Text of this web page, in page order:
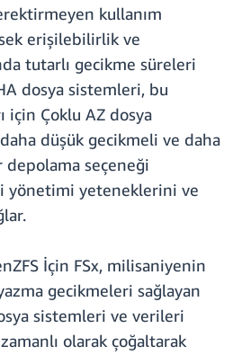
kullanım
erişilebilirlik ve
tutarlı gecikme süreleri
dosya sistemleri, bu
için Çoklu AZ dosya
düşük gecikmeli ve daha
seçeneği
yönetimi yeteneklerini ve
İçin FSx, milisaniyenin
gecikmeleri sağlayan
sistemleri ve verileri
olarak çoğaltarak